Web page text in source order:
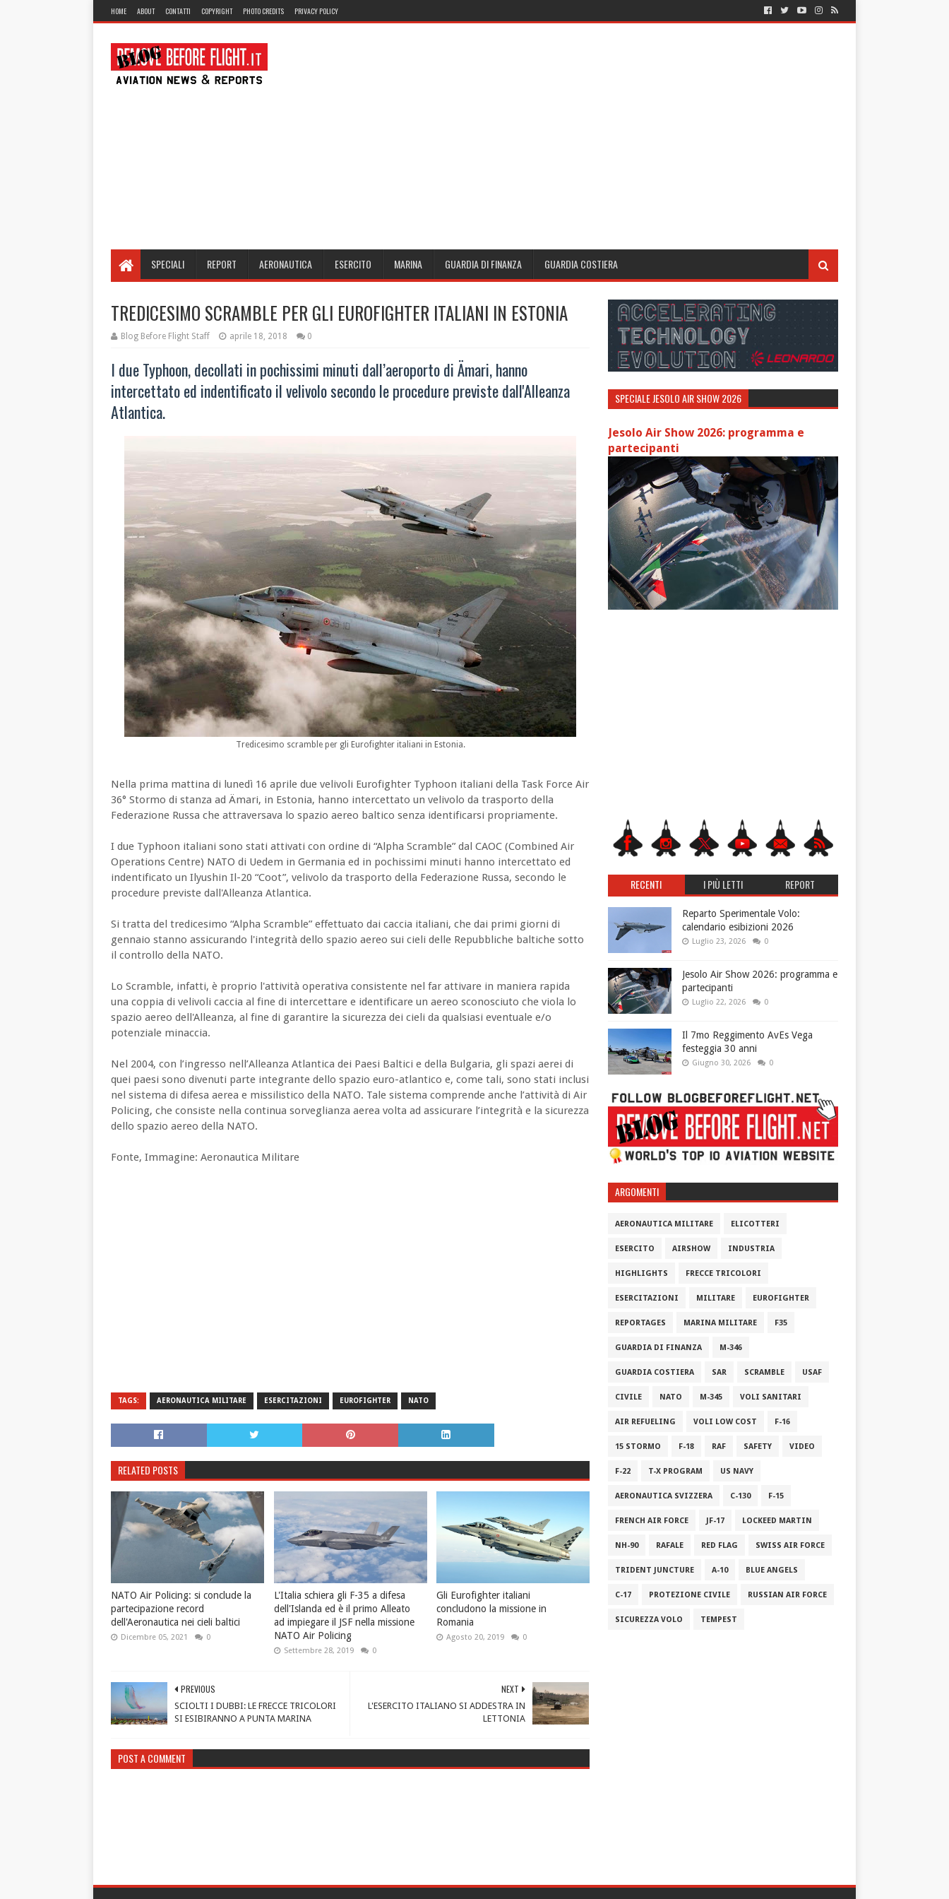
HOME ABOUT CONTATTI COPYRIGHT PHOTO CREDITS PRIVACY POLICY
SPECIALI REPORT AERONAUTICA ESERCITO MARINA GUARDIA DI FINANZA GUARDIA COSTIERA
TREDICESIMO SCRAMBLE PER GLI EUROFIGHTER ITALIANI IN ESTONIA
Blog Before Flight Staff aprile 18, 2018 0
I due Typhoon, decollati in pochissimi minuti dall’aeroporto di Ämari, hanno
intercettato ed indentificato il velivolo secondo le procedure previste dall'Alleanza
Atlantica.
Tredicesimo scramble per gli Eurofighter italiani in Estonia.
Nella prima mattina di lunedì 16 aprile due velivoli Eurofighter Typhoon italiani della Task Force Air
36° Stormo di stanza ad Ämari, in Estonia, hanno intercettato un velivolo da trasporto della
Federazione Russa che attraversava lo spazio aereo baltico senza identificarsi propriamente.
I due Typhoon italiani sono stati attivati con ordine di “Alpha Scramble” dal CAOC (Combined Air
Operations Centre) NATO di Uedem in Germania ed in pochissimi minuti hanno intercettato ed
indentificato un Ilyushin Il-20 “Coot”, velivolo da trasporto della Federazione Russa, secondo le
procedure previste dall'Alleanza Atlantica.
Si tratta del tredicesimo “Alpha Scramble” effettuato dai caccia italiani, che dai primi giorni di
gennaio stanno assicurando l'integrità dello spazio aereo sui cieli delle Repubbliche baltiche sotto
il controllo della NATO.
Lo Scramble, infatti, è proprio l'attività operativa consistente nel far attivare in maniera rapida
una coppia di velivoli caccia al fine di intercettare e identificare un aereo sconosciuto che viola lo
spazio aereo dell'Alleanza, al fine di garantire la sicurezza dei cieli da qualsiasi eventuale e/o
potenziale minaccia.
Nel 2004, con l’ingresso nell’Alleanza Atlantica dei Paesi Baltici e della Bulgaria, gli spazi aerei di
quei paesi sono divenuti parte integrante dello spazio euro-atlantico e, come tali, sono stati inclusi
nel sistema di difesa aerea e missilistico della NATO. Tale sistema comprende anche l’attività di Air
Policing, che consiste nella continua sorveglianza aerea volta ad assicurare l’integrità e la sicurezza
dello spazio aereo della NATO.
Fonte, Immagine: Aeronautica Militare
TAGS: AERONAUTICA MILITARE ESERCITAZIONI EUROFIGHTER NATO
RELATED POSTS
NATO Air Policing: si conclude la
partecipazione record
dell'Aeronautica nei cieli baltici
Dicembre 05, 2021 0
L'Italia schiera gli F-35 a difesa
dell'Islanda ed è il primo Alleato
ad impiegare il JSF nella missione
NATO Air Policing
Settembre 28, 2019 0
Gli Eurofighter italiani
concludono la missione in
Romania
Agosto 20, 2019 0
NEXT
L'ESERCITO ITALIANO SI ADDESTRA IN
LETTONIA
PREVIOUS
SCIOLTI I DUBBI: LE FRECCE TRICOLORI
SI ESIBIRANNO A PUNTA MARINA
POST A COMMENT
SPECIALE JESOLO AIR SHOW 2026
Jesolo Air Show 2026: programma e
partecipanti
RECENTI I PIÙ LETTI REPORT
Reparto Sperimentale Volo:
calendario esibizioni 2026
Luglio 23, 2026 0
Jesolo Air Show 2026: programma e
partecipanti
Luglio 22, 2026 0
Il 7mo Reggimento AvEs Vega
festeggia 30 anni
Giugno 30, 2026 0
ARGOMENTI
AERONAUTICA MILITARE ELICOTTERI
ESERCITO AIRSHOW INDUSTRIA
HIGHLIGHTS FRECCE TRICOLORI
ESERCITAZIONI MILITARE EUROFIGHTER
REPORTAGES MARINA MILITARE F35
GUARDIA DI FINANZA M-346
GUARDIA COSTIERA SAR SCRAMBLE USAF
CIVILE NATO M-345 VOLI SANITARI
AIR REFUELING VOLI LOW COST F-16
15 STORMO F-18 RAF SAFETY VIDEO
F-22 T-X PROGRAM US NAVY
AERONAUTICA SVIZZERA C-130 F-15
FRENCH AIR FORCE JF-17 LOCKEED MARTIN
NH-90 RAFALE RED FLAG SWISS AIR FORCE
TRIDENT JUNCTURE A-10 BLUE ANGELS
C-17 PROTEZIONE CIVILE RUSSIAN AIR FORCE
SICUREZZA VOLO TEMPEST